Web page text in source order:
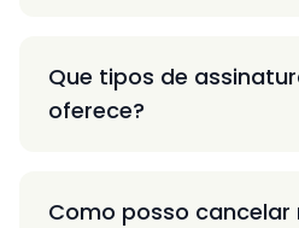
Que tipos de
oferece?
Como posso cancelar